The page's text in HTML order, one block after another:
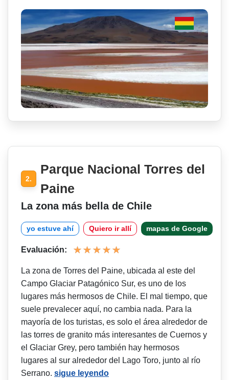
2.
Parque Nacional Torres del
Paine
La zona más bella de Chile
yo estuve ahí Quiero ir allí mapas de Google
Evaluación:
La zona de Torres del Paine, ubicada al este del
Campo Glaciar Patagónico Sur, es uno de los
lugares más hermosos de Chile. El mal tiempo, que
suele prevalecer aquí, no cambia nada. Para la
mayoría de los turistas, es solo el área alrededor de
las torres de granito más interesantes de Cuernos y
el Glaciar Grey, pero también hay hermosos
lugares al sur alrededor del Lago Toro, junto al río
Serrano. sigue leyendo